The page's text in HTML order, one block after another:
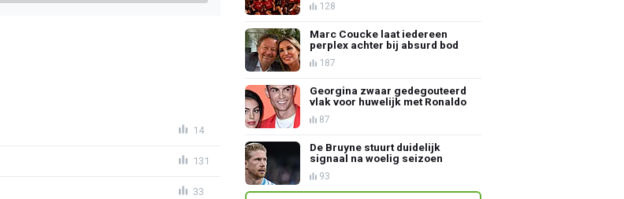
14
131
33
128
Marc Coucke laat iedereen
perplex achter bij absurd bod
187
Georgina zwaar gedegouteerd
vlak voor huwelijk met Ronaldo
87
De Bruyne stuurt duidelijk
signaal na woelig seizoen
93